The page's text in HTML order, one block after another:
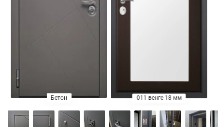
Бетон
010 белый матовый 18 мм 011 венге 18 мм